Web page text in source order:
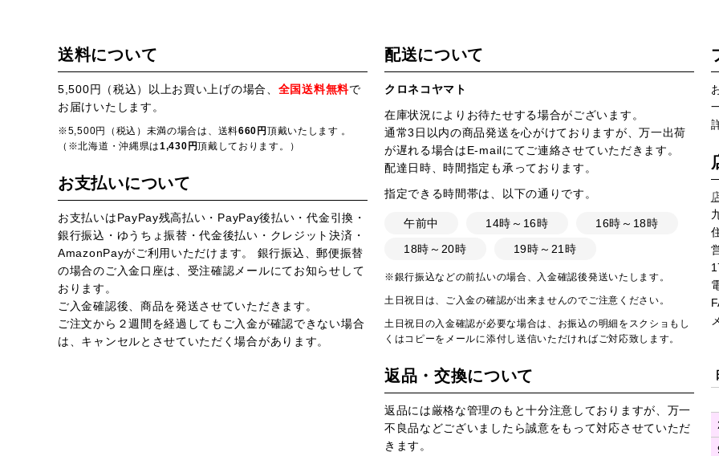
送料について
5,500円（税込）以上お買い上げの場合、 全国送料無料で
お届けいたします。
※5,500円（税込）未満の場合は、送料660円 頂戴いたします 。
（※北海道・沖縄県は1,430円頂戴しております。）
お支払いについて
お支払いはPayPay残高払い・PayPay後払い・代金引換・
銀行振込・ゆうちょ振替・代金後払い・クレジット決済・
AmazonPayがご利用いただけます。 銀行振込、郵便振替
の場合のご入金口座は、受注確認メールにてお知らせして
おります。
ご入金確認後、商品を発送させていただきます。
ご注文から２週間を経過してもご入金が確認できない場合
は、キャンセルとさせていただく場合があります。
配送について
クロネコヤマト
在庫状況によりお待たせする場合がございます。
通常3日以内の商品発送を心がけておりますが、万一出荷
が遅れる場合はE-mailにてご連絡させていただきます。
配達日時、時間指定も承っております。
指定できる時間帯は、以下の通りです。
午前中 14時～16時
16時～18時
18時～20時
19時～21時
※銀行振込などの前払いの場合、入金確認後発送いたします。
土日祝日は、ご入金の確認が出来ませんのでご注意ください。
土日祝日の入金確認が必要な場合は、お振込の明細をスクショもし
くはコピーをメールに添付し送信いただければご対応致します。
返品・交換について
返品には厳格な管理のもと十分注意しておりますが、万一
不良品などございましたら誠意をもって対応させていただ
きます。